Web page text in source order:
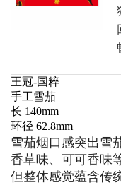
王冠-国粹
手工雪茄
长 140mm
环径 62.8mm
雪茄烟口感突出雪
香草味、可可香味
但整体感觉蕴含传